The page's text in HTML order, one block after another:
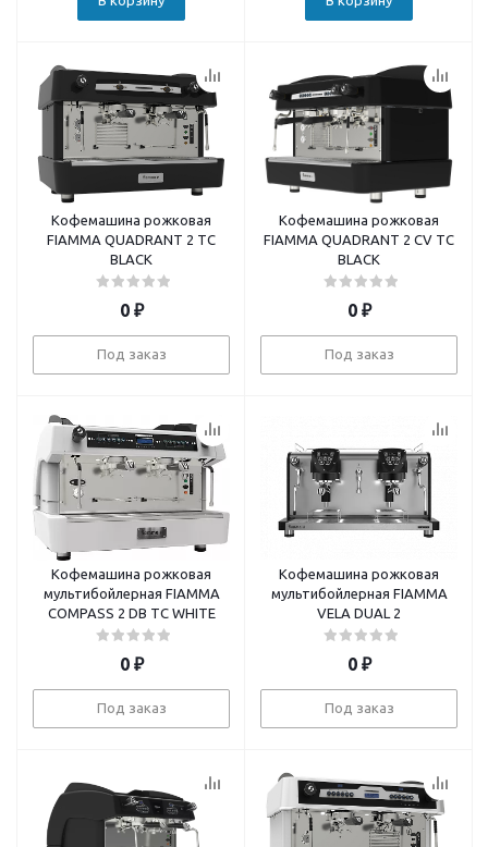
Кофемашина рожковая
FIAMMA QUADRANT 2 TC
BLACK
0₽
Под заказ
Кофемашина рожковая
FIAMMA QUADRANT 2 CV TC
BLACK
0₽
Под заказ
Кофемашина рожковая
мультибойлерная FIAMMA
COMPASS 2 DB TC WHITE
0₽
Под заказ
Кофемашина рожковая
мультибойлерная FIAMMA
VELA DUAL 2
0₽
Под заказ